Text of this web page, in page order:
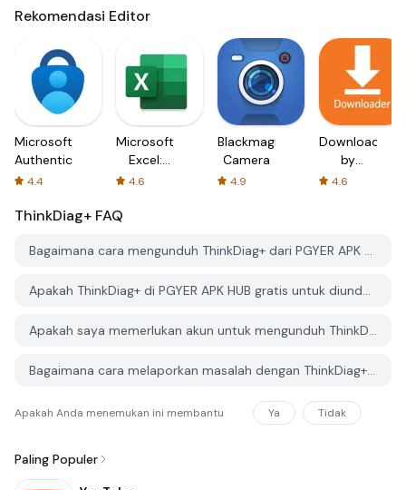
Rekomendasi Editor
Microsoft
Authenticator
4.4
Microsoft
Excel:
Spreadsheets
4.6
Blackmagic
Camera
4.9
Downloader
by
AFTVnews
4.6
ThinkDiag+ FAQ
Bagaimana cara mengunduh ThinkDiag+ dari PGYER APK HUB?
Apakah ThinkDiag+ di PGYER APK HUB gratis untuk diunduh?
Apakah saya memerlukan akun untuk mengunduh ThinkDiag+ dari PGYER APK HUB?
Bagaimana cara melaporkan masalah dengan ThinkDiag+ di PGYER APK HUB?
Apakah Anda menemukan ini membantu Ya Tidak
Paling Populer